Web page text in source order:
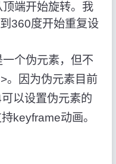
端开始旋转。我
到 360度开始重复设
个伪元素，但不
。因为伪元素目前
可以设置伪元素的
keyframe动画。